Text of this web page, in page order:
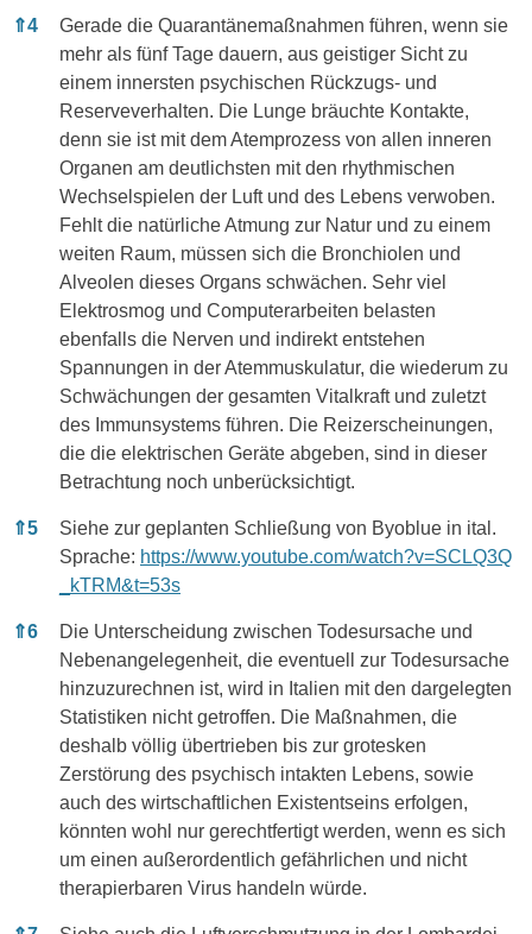
⇑4
Gerade die Quarantänemaßnahmen führen, wenn sie
mehr als fünf Tage dauern, aus geistiger Sicht zu
einem innersten psychischen Rückzugs- und
Reserveverhalten. Die Lunge bräuchte Kontakte,
denn sie ist mit dem Atemprozess von allen inneren
Organen am deutlichsten mit den rhythmischen
Wechselspielen der Luft und des Lebens verwoben.
Fehlt die natürliche Atmung zur Natur und zu einem
weiten Raum, müssen sich die Bronchiolen und
Alveolen dieses Organs schwächen. Sehr viel
Elektrosmog und Computerarbeiten belasten
ebenfalls die Nerven und indirekt entstehen
Spannungen in der Atemmuskulatur, die wiederum zu
Schwächungen der gesamten Vitalkraft und zuletzt
des Immunsystems führen. Die Reizerscheinungen,
die die elektrischen Geräte abgeben, sind in dieser
Betrachtung noch unberücksichtigt.
⇑5
Siehe zur geplanten Schließung von Byoblue in ital.
Sprache: https://www.youtube.com/watch?v=SCLQ3Q
_kTRM&t=53s
⇑6
Die Unterscheidung zwischen Todesursache und
Nebenangelegenheit, die eventuell zur Todesursache
hinzuzurechnen ist, wird in Italien mit den dargelegten
Statistiken nicht getroffen. Die Maßnahmen, die
deshalb völlig übertrieben bis zur grotesken
Zerstörung des psychisch intakten Lebens, sowie
auch des wirtschaftlichen Existentseins erfolgen,
könnten wohl nur gerechtfertigt werden, wenn es sich
um einen außerordentlich gefährlichen und nicht
therapierbaren Virus handeln würde.